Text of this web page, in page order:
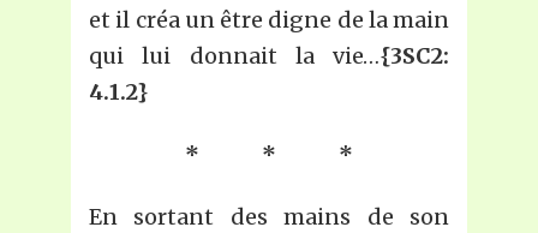
et il créa un être digne de la main
qui lui donnait la vie…{3SC2:
4.1.2}
* * *
En sortant des mains de son